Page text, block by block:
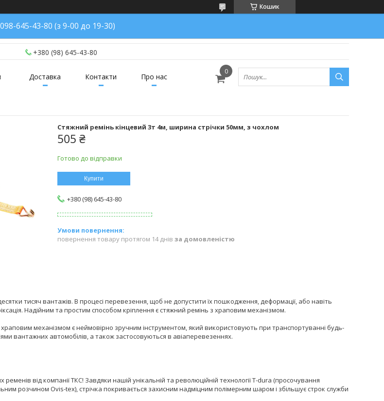
Кошик
098-645-43-80 (з 9-00 до 19-30)
+380 (98) 645-43-80
Доставка Контакти Про нас
Стяжний ремінь кінцевий 3т 4м, ширина стрічки 50мм, з чохлом
505 ₴
Готово до відправки
Купити
+380 (98) 645-43-80
повернення товару протягом 14 днів за домовленістю
тисяч вантажів. В процесі перевезення, щоб не допустити їх пошкодження, деформації, або навіть
Надійним та простим способом кріплення є стяжний ремінь з храповим механізмом.
храповим механізмом є неймовірно зручним інструментом, який використовують при транспортуванні будь-
вантажних автомобілів, а також застосовуються в авіаперевезеннях.
ременів від компанії ТКС! Завдяки нашій унікальній та революційній технології T-dura (просочування
розчином Ovis-tex), стрічка покривається захисним надміцним полімерним шаром і збільшує строк служби